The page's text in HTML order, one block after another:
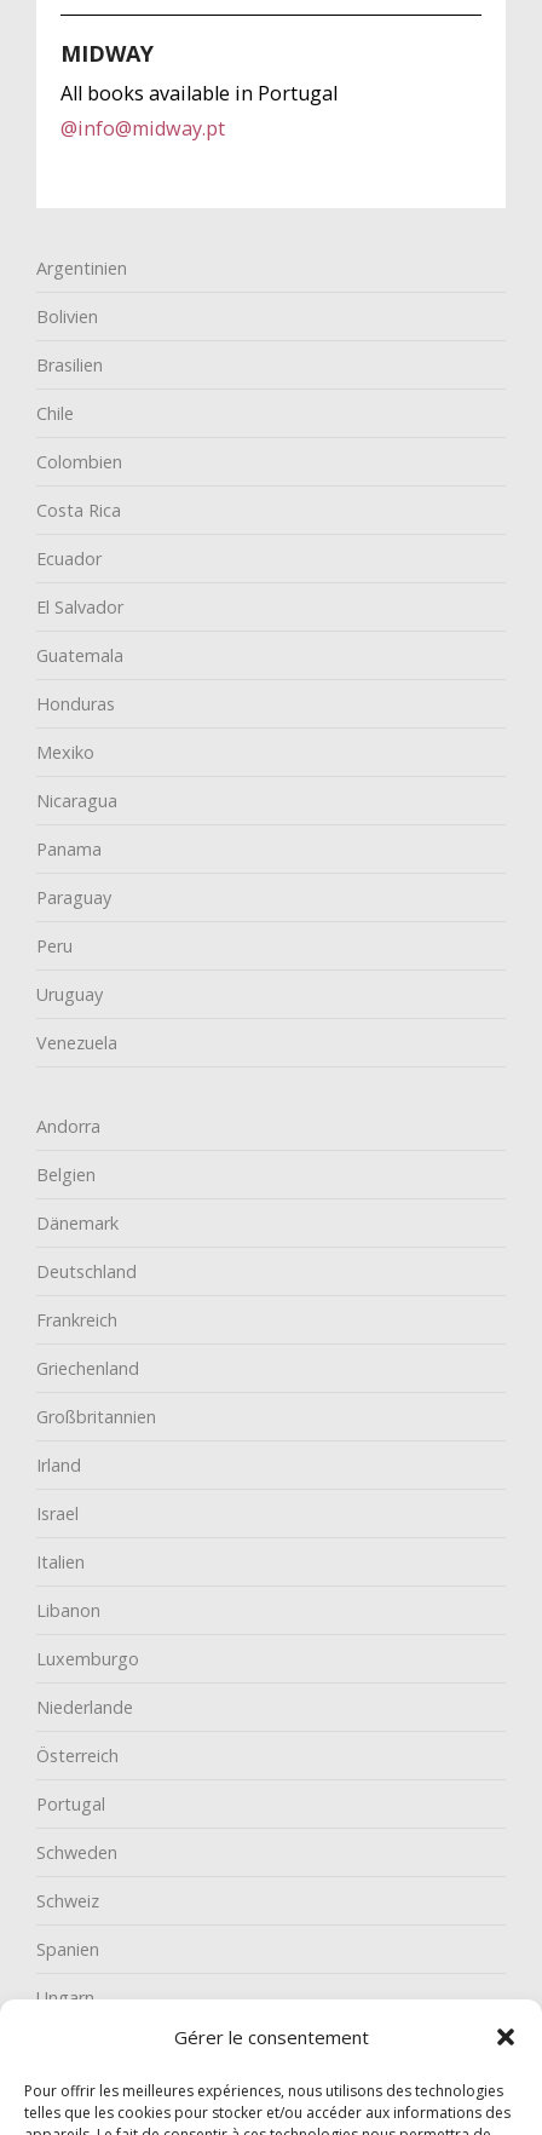
Gérer le consentement
Pour offrir les meilleures expériences, nous utilisons des technologies
telles que les cookies pour stocker et/ou accéder aux informations des
MIDWAY
All books available in Portugal
@info@midway.pt
Argentinien
Bolivien
Brasilien
Chile
Colombien
Costa Rica
Ecuador
El Salvador
Guatemala
Honduras
Mexiko
Nicaragua
Panama
Paraguay
Peru
Uruguay
Venezuela
Andorra
Belgien
Dänemark
Deutschland
Frankreich
Griechenland
Großbritannien
Irland
Israel
Italien
Libanon
Luxemburgo
Niederlande
Österreich
Portugal
Schweden
Schweiz
Spanien
Ungarn